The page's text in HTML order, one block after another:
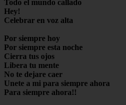
Todo el mundo callado
Hey!
Celebrar en voz alta
Por siempre hoy
Por siempre esta noche
Cierra tus ojos
Libera tu mente
No te dejare caer
Unete a mi para siempre ahora
Para siempre ahora!!